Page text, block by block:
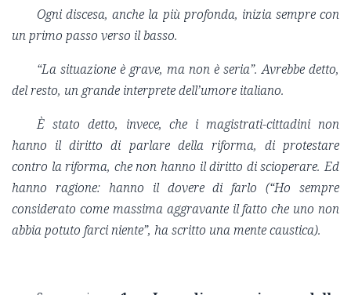
Ogni discesa, anche la più profonda, inizia sempre con
un primo passo verso il basso.
“La situazione è grave, ma non è seria”. Avrebbe detto,
del resto, un grande interprete dell’umore italiano.
È stato detto, invece, che i magistrati-cittadini non
hanno il diritto di parlare della riforma, di protestare
contro la riforma, che non hanno il diritto di scioperare. Ed
hanno ragione: hanno il dovere di farlo (“Ho sempre
considerato come massima aggravante il fatto che uno non
abbia potuto farci niente”, ha scritto una mente caustica).